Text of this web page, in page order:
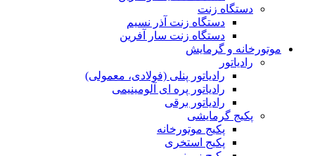
دستگاه زنت
دستگاه زنت آذر نسیم
دستگاه زنت سار آفرین
موتورخانه و گرمایش
رادیاتور
رادیاتور پنلی (فولادی، معمولی)
رادیاتور پره ای آلومینیمی
رادیاتور برقی
پکیج گرمایشی
پکیج موتورخانه
پکیج استخری